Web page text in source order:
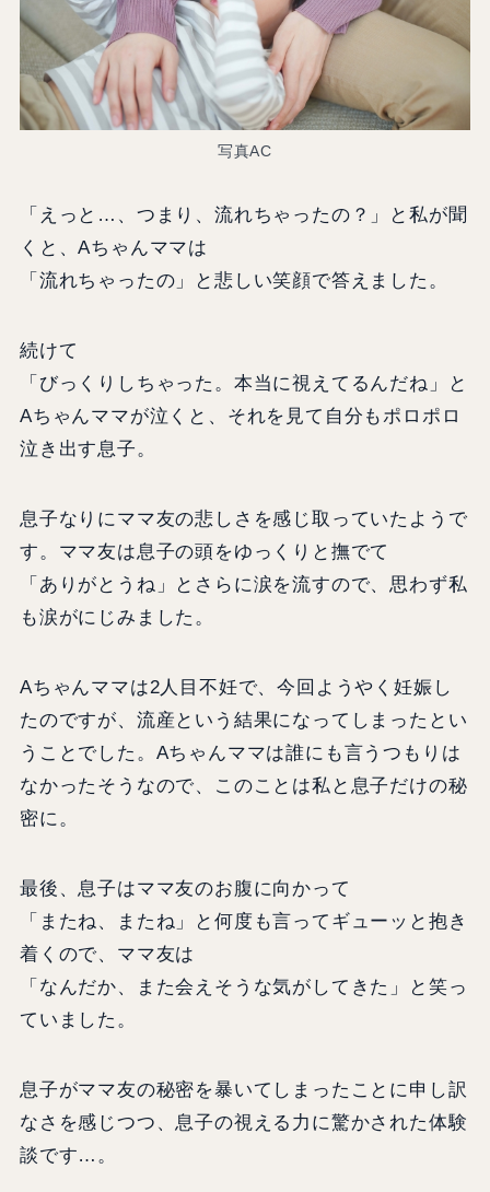
写真AC
「えっと…、つまり、流れちゃったの？」と私が聞
くと、Aちゃんママは
「流れちゃったの」と悲しい笑顔で答えました。
続けて
「びっくりしちゃった。本当に視えてるんだね」と
Aちゃんママが泣くと、それを見て自分もポロポロ
泣き出す息子。
息子なりにママ友の悲しさを感じ取っていたようで
す。ママ友は息子の頭をゆっくりと撫でて
「ありがとうね」とさらに涙を流すので、思わず私
も涙がにじみました。
Aちゃんママは2人目不妊で、今回ようやく妊娠し
たのですが、流産という結果になってしまったとい
うことでした。Aちゃんママは誰にも言うつもりは
なかったそうなので、このことは私と息子だけの秘
密に。
最後、息子はママ友のお腹に向かって
「またね、またね」と何度も言ってギューッと抱き
着くので、ママ友は
「なんだか、また会えそうな気がしてきた」と笑っ
ていました。
息子がママ友の秘密を暴いてしまったことに申し訳
なさを感じつつ、息子の視える力に驚かされた体験
談です…。